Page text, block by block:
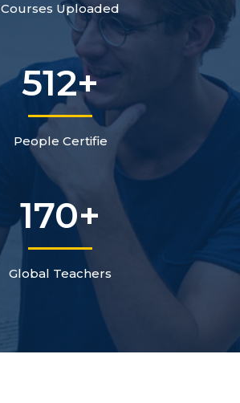
Courses Uploaded
People Certifie
512+
Global Teachers
170+